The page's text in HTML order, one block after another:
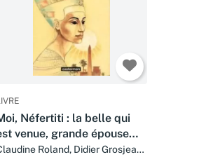
Néfertiti : la belle qui
venue, grande épouse
souveraine des deux
Roland, Didier Grosjean